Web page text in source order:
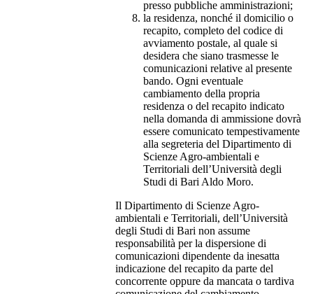
presso pubbliche amministrazioni;
la residenza, nonché il domicilio o
recapito, completo del codice di
avviamento postale, al quale si
desidera che siano trasmesse le
comunicazioni relative al presente
bando. Ogni eventuale
cambiamento della propria
residenza o del recapito indicato
nella domanda di ammissione dovrà
essere comunicato tempestivamente
alla segreteria del Dipartimento di
Scienze Agro-ambientali e
Territoriali dell’Università degli
Studi di Bari Aldo Moro.
Il Dipartimento di Scienze Agro-
ambientali e Territoriali, dell’Università
degli Studi di Bari non assume
responsabilità per la dispersione di
comunicazioni dipendente da inesatta
indicazione del recapito da parte del
concorrente oppure da mancata o tardiva